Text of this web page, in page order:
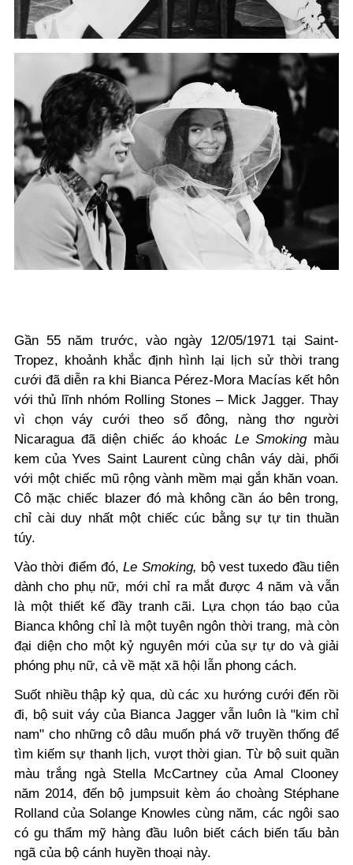
Gần 55 năm trước, vào ngày 12/05/1971 tại Saint-
Tropez, khoảnh khắc định hình lại lịch sử thời trang
cưới đã diễn ra khi Bianca Pérez-Mora Macías kết hôn
với thủ lĩnh nhóm Rolling Stones – Mick Jagger. Thay
vì chọn váy cưới theo số đông, nàng thơ người
Nicaragua đã diện chiếc áo khoác Le Smokingmàu
kem của Yves Saint Laurent cùng chân váy dài, phối
với một chiếc mũ rộng vành mềm mại gắn khăn voan.
Cô mặc chiếc blazer đó mà không cần áo bên trong,
chỉ cài duy nhất một chiếc cúc bằng sự tự tin thuần
túy.
Vào thời điểm đó,Le Smoking, bộ vest tuxedo đầu tiên
dành cho phụ nữ, mới chỉ ra mắt được 4 năm và vẫn
là một thiết kế đầy tranh cãi. Lựa chọn táo bạo của
Bianca không chỉ là một tuyên ngôn thời trang, mà còn
đại diện cho một kỷ nguyên mới của sự tự do và giải
phóng phụ nữ, cả về mặt xã hội lẫn phong cách.
Suốt nhiều thập kỷ qua, dù các xu hướng cưới đến rồi
đi, bộ suit váy của Bianca Jagger vẫn luôn là "kim chỉ
nam" cho những cô dâu muốn phá vỡ truyền thống để
tìm kiếm sự thanh lịch, vượt thời gian. Từ bộ suit quần
màu trắng ngà Stella McCartney của Amal Clooney
năm 2014, đến bộ jumpsuit kèm áo choàng Stéphane
Rolland của Solange Knowles cùng năm, các ngôi sao
có gu thẩm mỹ hàng đầu luôn biết cách biến tấu bản
ngã của bộ cánh huyền thoại này.